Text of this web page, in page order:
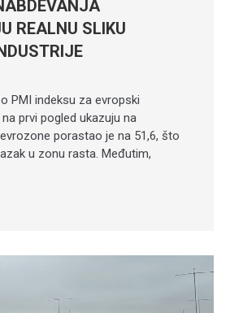
REALNU SLIKU
PMI indeksu za evropski
prvi pogled ukazuju na
porastao je na 51,6, što
u zonu rasta. Međutim,